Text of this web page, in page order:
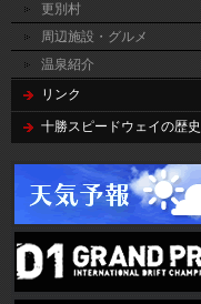
更別村
周辺施設・グルメ
温泉紹介
リンク
十勝スピードウェイの歴史